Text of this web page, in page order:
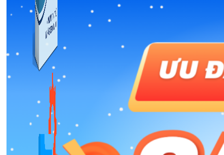
Kiếm Tiền MMO
1,422 bài viết
Combo Special
Combo 3 phần mềm tự chọn: chương trình bán hàng
mà ATPTeam triển khai.